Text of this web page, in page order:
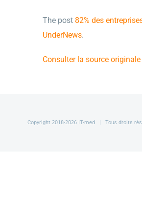
The post 82% des
UnderNews.
Consulter la source originale
Copyright 2018-2026 IT-med | Tous droits